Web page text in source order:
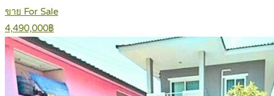
ขาย For Sale
4,490,000฿